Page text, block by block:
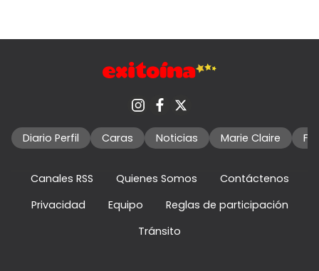
Diario Perfil Caras Noticias Marie Claire
Canales RSS Quienes Somos
Contáctenos
Privacidad
Equipo
Reglas de participación
Tránsito